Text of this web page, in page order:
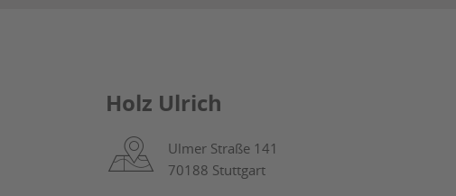
Holz Ulrich
Ulmer Straße 141
70188 Stuttgart